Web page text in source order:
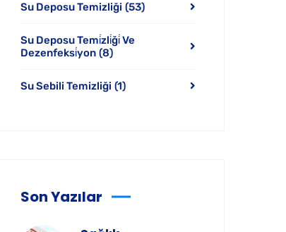
Su Deposu Temizliği (53)
Su Deposu Temi̇zli̇ği̇ Ve
Dezenfeksi̇yon (8)
Su Sebili Temizliği (1)
Son Yazılar